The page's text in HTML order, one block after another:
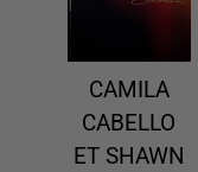
CAMILA
CABELLO
ET SHAWN